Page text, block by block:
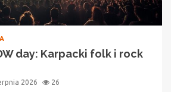
day: Karpacki folk i rock
2026 26